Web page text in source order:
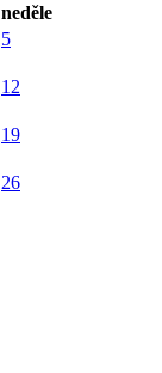
neděle
5
12
19
26